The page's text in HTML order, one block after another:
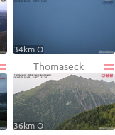
34km O
Thomaseck
36km O